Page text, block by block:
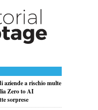
aziende a rischio multe
Zero to AI
sorprese